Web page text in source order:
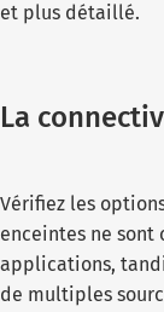
et plus détaillé.
La
Vérifiez les
enceintes ne sont
applications,
de multiples